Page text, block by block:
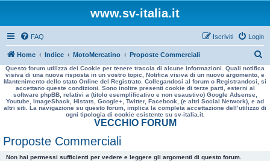
www.sv-italia.it
FAQ Login
Iscriviti
Home Indice MotoMercatino Proposte Commerciali
e
r
a
Questo forum utilizza dei Cookie per tenere traccia di alcune informazioni. Quali notifica
visiva di una nuova risposta in un vostro topic, Notifica visiva di un nuovo argomento, e
Mantenimento dello stato Online del Registrato. Collegandosi al forum o Registrandosi, si
accettano queste condizioni. Sono inoltre presenti cookie di terze parti, esterni al
software phpBB, relativi a (titolo esemplificativo e non esaustivo) Google Adsense,
Youtube, ImageShack, Histats, Google+, Twitter, Facebook, (e altri Social Network), e ad
altri siti. La navigazione su questo forum, implica la completa accettazione dell’utilizzo di
ogni tipologia di cookie esistente su sv-italia.it.
VECCHIO FORUM
Proposte Commerciali
Non hai permessi sufficienti per vedere e leggere gli argomenti di questo forum.